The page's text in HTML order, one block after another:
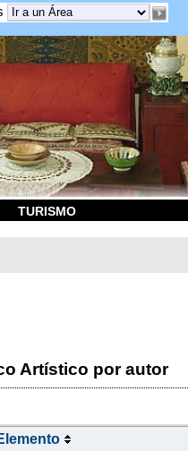
TURISMO
Artístico por autor